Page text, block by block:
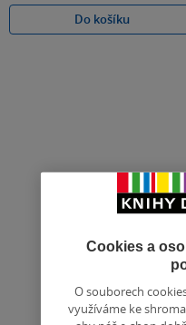
Do košíku
Cookies a
O souborech
využíváme ke